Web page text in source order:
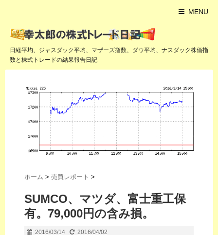
MENU
日経平均、ジャスダック平均、マザーズ指数、ダウ平均、ナスダック株価指
数と株式トレードの結果報告日記
ホーム > 売買レポート >
SUMCO、マツダ、富士重工保
有。79,000円の含み損。
2016/03/14 2016/04/02